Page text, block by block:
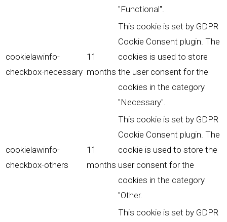
"Functional".
cookielawinfo-
checkbox-necessary
11
months
This cookie is set by GDPR
Cookie Consent plugin. The
cookies is used to store
the user consent for the
cookies in the category
"Necessary".
cookielawinfo-
checkbox-others
11
months
This cookie is set by GDPR
Cookie Consent plugin. The
cookie is used to store the
user consent for the
cookies in the category
"Other.
This cookie is set by GDPR